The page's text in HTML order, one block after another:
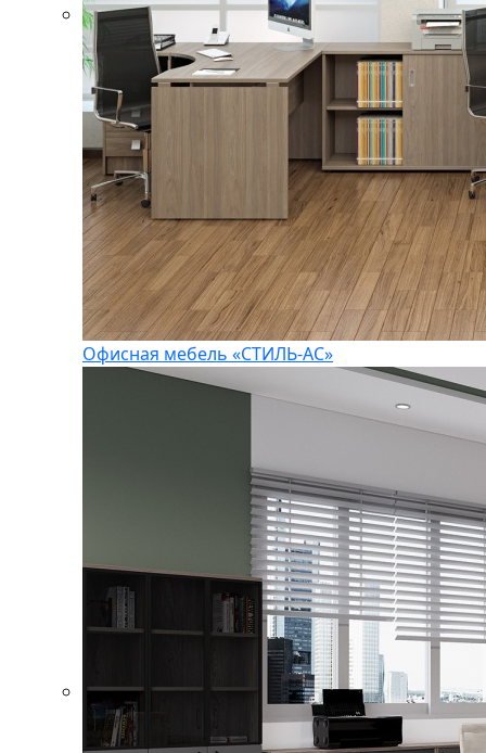
Офисная мебель «СТИЛЬ-АС»